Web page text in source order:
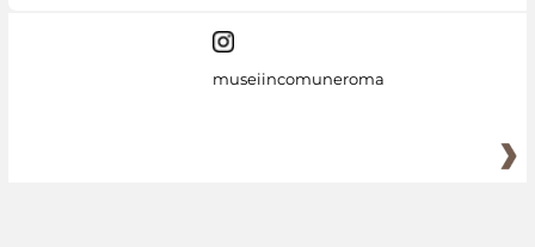
museiincomuneroma